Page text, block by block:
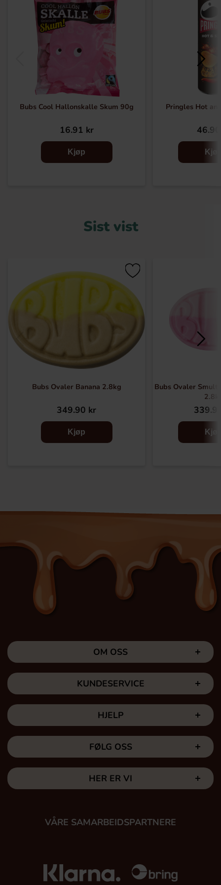
Bubs Cool Hallonskalle Skum 90g
16.91 kr
Kjøp
Pringles Hot
Sist vist
Bubs Ovaler Banana 2.8kg
349.90 kr
Kjøp
Bubs Ovaler
OM OSS
KUNDESERVICE
HJELP
FØLG OSS
HER ER VI
VÅRE SAMARBEIDSPARTNERE